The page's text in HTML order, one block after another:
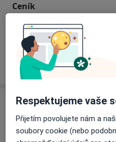
Ceník
Informace o službách a
Tento specialista ještě
Adresy (2)
Adresa 1 Adresa 2
Respektujeme vaše
Přijetím povolujete nám a
soubory cookie (nebo